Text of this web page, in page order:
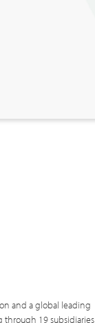
and a global leading
through 19 subsidiaries